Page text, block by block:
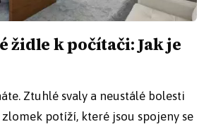
židle k počítači: Jak je
Ztuhlé svaly a neustálé bolesti
potíží, které jsou spojeny se